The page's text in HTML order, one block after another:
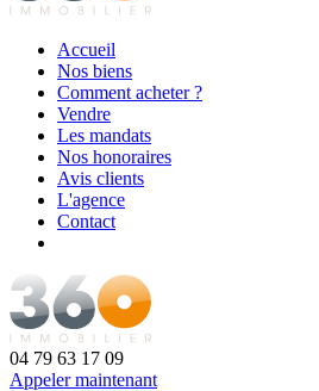
Accueil
Nos biens
Comment acheter ?
Vendre
Les mandats
Nos honoraires
Avis clients
L'agence
Contact
04 79 63 17 09
Appeler maintenant